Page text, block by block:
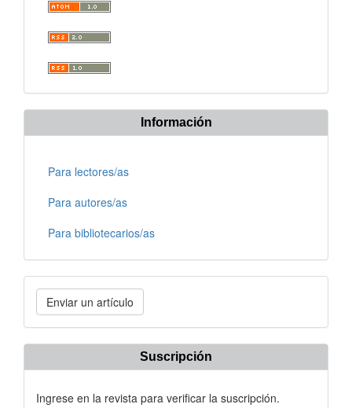
Información
Para lectores/as
Para autores/as
Para bibliotecarios/as
Enviar
un
artículo
Enviar un artículo
Suscripción
Ingrese en la revista para verificar la suscripción.